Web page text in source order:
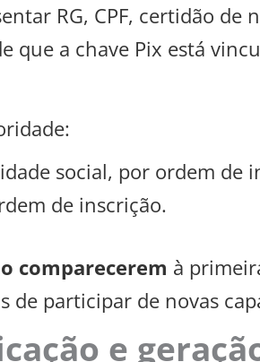
RG, CPF, certidão de
a chave Pix está
social, por ordem de
de inscrição.
comparecerem à
de participar de novas
e